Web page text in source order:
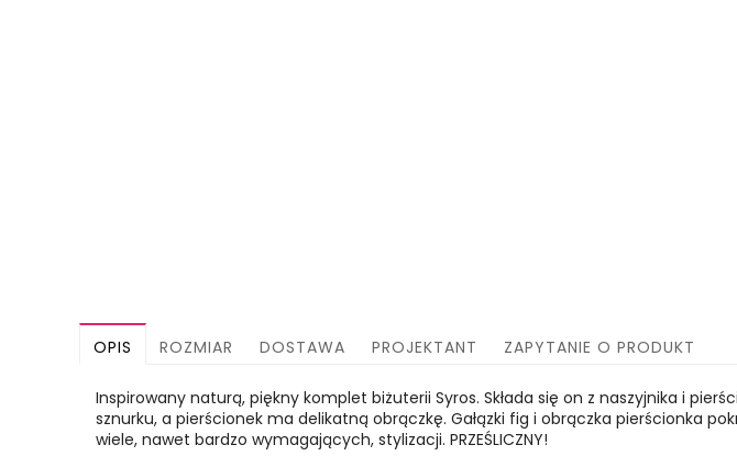
OPIS ROZMIAR DOSTAWA PROJEKTANT ZAPYTANIE O PRODUKT
Inspirowany naturą, piękny komplet biżuterii Syros. Składa się on z naszyjnika i
sznurku, a pierścionek ma delikatną obrączkę. Gałązki fig i obrączka pierścionka
wiele, nawet bardzo wymagających, stylizacji. PRZEŚLICZNY!